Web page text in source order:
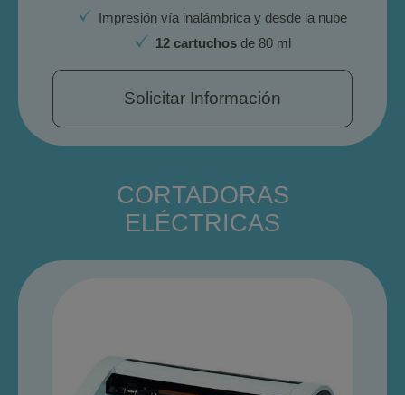
Impresión vía inalámbrica y desde la nube
12 cartuchosde 80 ml
Solicitar Información
CORTADORAS
ELÉCTRICAS